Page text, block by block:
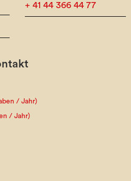
+ 41 44 366 44 77
/ Jahr)
/ Jahr)